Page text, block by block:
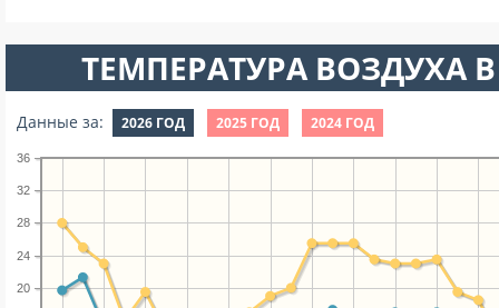
ТЕМПЕРАТУРА ВОЗДУХА
Данные за: 2026 ГОД 2025 ГОД 2024 ГОД
20
24
28
32
36